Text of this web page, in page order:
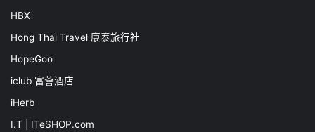
HBX
Hong Thai Travel 康泰旅行社
HopeGoo
iclub 富薈酒店
iHerb
I.T | ITeSHOP.com